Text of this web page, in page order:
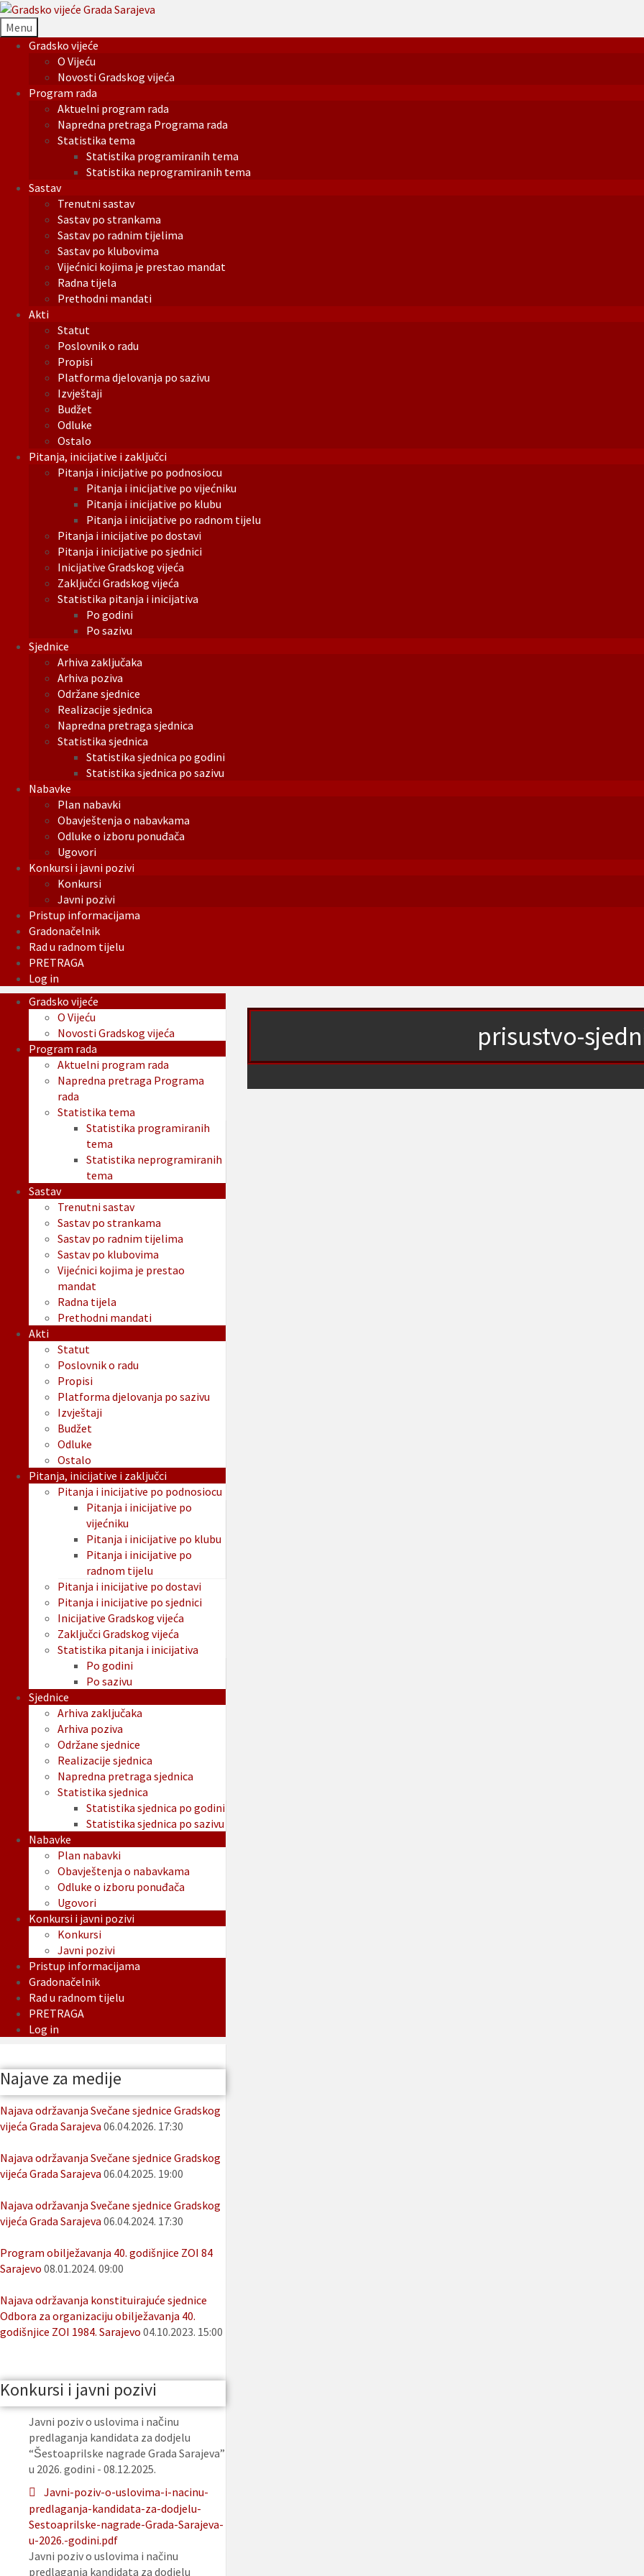
Menu
Gradsko vijeće
O Vijeću
Novosti Gradskog vijeća
Program rada
Aktuelni program rada
Napredna pretraga Programa rada
Statistika tema
Statistika programiranih tema
Statistika neprogramiranih tema
Sastav
Trenutni sastav
Sastav po strankama
Sastav po radnim tijelima
Sastav po klubovima
Vijećnici kojima je prestao mandat
Radna tijela
Prethodni mandati
Akti
Statut
Poslovnik o radu
Propisi
Platforma djelovanja po sazivu
Izvještaji
Budžet
Odluke
Ostalo
Pitanja, inicijative i zaključci
Pitanja i inicijative po podnosiocu
Pitanja i inicijative po vijećniku
Pitanja i inicijative po klubu
Pitanja i inicijative po radnom tijelu
Pitanja i inicijative po dostavi
Pitanja i inicijative po sjednici
Inicijative Gradskog vijeća
Zaključci Gradskog vijeća
Statistika pitanja i inicijativa
Po godini
Po sazivu
Sjednice
Arhiva zaključaka
Arhiva poziva
Održane sjednice
Realizacije sjednica
Napredna pretraga sjednica
Statistika sjednica
Statistika sjednica po godini
Statistika sjednica po sazivu
Nabavke
Plan nabavki
Obavještenja o nabavkama
Odluke o izboru ponuđača
Ugovori
Konkursi i javni pozivi
Konkursi
Javni pozivi
Pristup informacijama
Gradonačelnik
Rad u radnom tijelu
PRETRAGA
Log in
prisustvo-
Gradsko vijeće
O Vijeću
Novosti Gradskog vijeća
Program rada
Aktuelni program rada
Napredna pretraga Programa
rada
Statistika tema
Statistika programiranih
tema
Statistika neprogramiranih
tema
Sastav
Trenutni sastav
Sastav po strankama
Sastav po radnim tijelima
Sastav po klubovima
Vijećnici kojima je prestao
mandat
Radna tijela
Prethodni mandati
Akti
Statut
Poslovnik o radu
Propisi
Platforma djelovanja po sazivu
Izvještaji
Budžet
Odluke
Ostalo
Pitanja, inicijative i zaključci
Pitanja i inicijative po podnosiocu
Pitanja i inicijative po
vijećniku
Pitanja i inicijative po klubu
Pitanja i inicijative po
radnom tijelu
Pitanja i inicijative po dostavi
Pitanja i inicijative po sjednici
Inicijative Gradskog vijeća
Zaključci Gradskog vijeća
Statistika pitanja i inicijativa
Po godini
Po sazivu
Sjednice
Arhiva zaključaka
Arhiva poziva
Održane sjednice
Realizacije sjednica
Napredna pretraga sjednica
Statistika sjednica
Statistika sjednica po godini
Statistika sjednica po sazivu
Nabavke
Plan nabavki
Obavještenja o nabavkama
Odluke o izboru ponuđača
Ugovori
Konkursi i javni pozivi
Konkursi
Javni pozivi
Pristup informacijama
Gradonačelnik
Rad u radnom tijelu
PRETRAGA
Log in
Najave za medije
Najava održavanja Svečane sjednice Gradskog
vijeća Grada Sarajeva 06.04.2026. 17:30
Najava održavanja Svečane sjednice Gradskog
vijeća Grada Sarajeva 06.04.2025. 19:00
Najava održavanja Svečane sjednice Gradskog
vijeća Grada Sarajeva 06.04.2024. 17:30
Program obilježavanja 40. godišnjice ZOI 84
Sarajevo 08.01.2024. 09:00
Najava održavanja konstituirajuće sjednice
Odbora za organizaciju obilježavanja 40.
godišnjice ZOI 1984. Sarajevo 04.10.2023. 15:00
Konkursi i javni pozivi
Javni poziv o uslovima i načinu
predlaganja kandidata za dodjelu
“Šestoaprilske nagrade Grada Sarajeva”
u 2026. godini - 08.12.2025.
Javni-poziv-o-uslovima-i-nacinu-
predlaganja-kandidata-za-dodjelu-
Sestoaprilske-nagrade-Grada-Sarajeva-
u-2026.-godini.pdf
Javni poziv o uslovima i načinu
predlaganja kandidata za dodjelu